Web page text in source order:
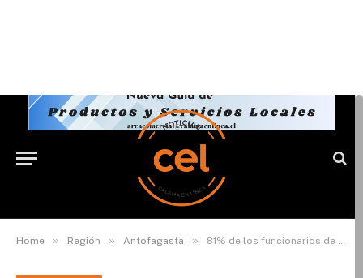
Home » Región » Antofagasta » 81% de los funcionarios de la educación han sido vacunados contra el COVID-19 en la región